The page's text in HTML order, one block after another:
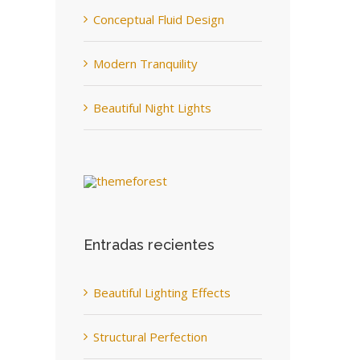
Conceptual Fluid Design
Modern Tranquility
Beautiful Night Lights
Entradas recientes
Beautiful Lighting Effects
Structural Perfection